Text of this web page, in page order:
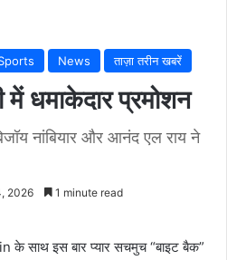
News ताज़ा तरीन खबरें
में धमाकेदार प्रमोशन
नांबियार और आनंद एल राय ने
2026 1 minute read
साथ इस बार प्यार सचमुच “बाइट बैक”